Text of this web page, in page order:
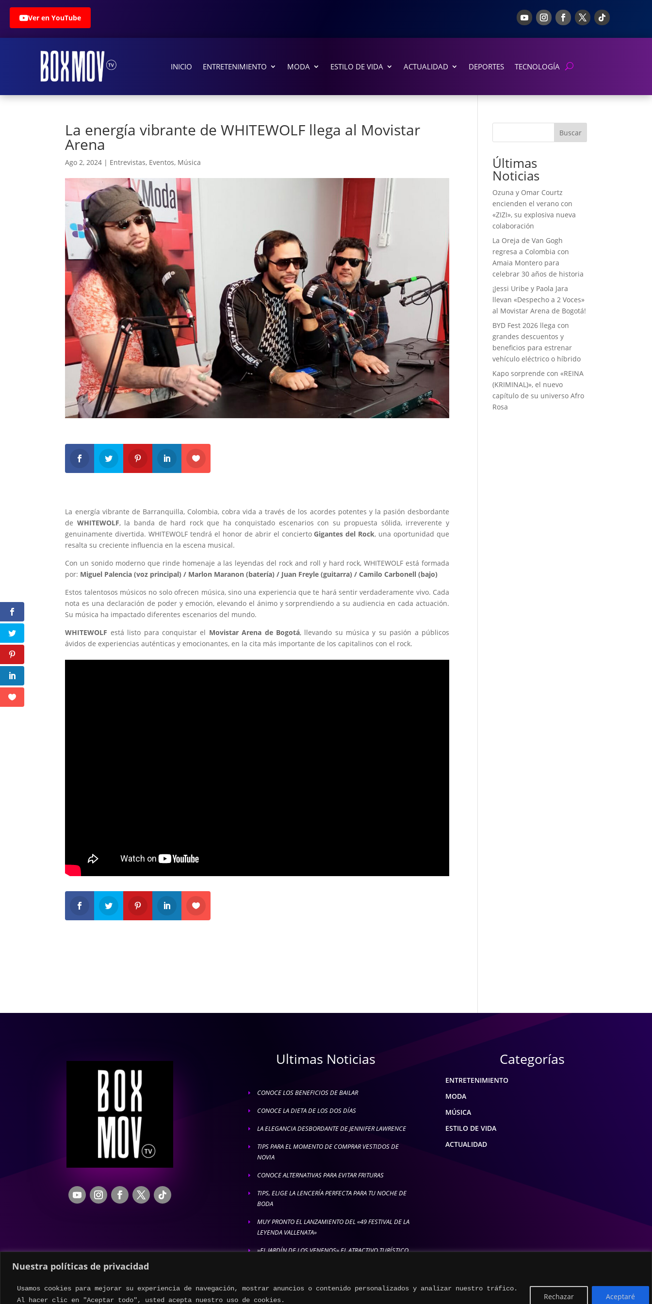
Nuestra políticas de privacidad
Usamos cookies para mejorar su experiencia de navegación, mostrar anuncios o contenido personalizados y analizar nuestro tráfico.
Al hacer clic en "Aceptar todo", usted acepta nuestro uso de cookies.
Rechazar Aceptaré
Ver en YouTube
INICIO ENTRETENIMIENTO MODA ESTILO DE VIDA ACTUALIDAD DEPORTES TECNOLOGÍA
La energía vibrante de WHITEWOLF llega al Movistar
Arena
Ago 2, 2024 | Entrevistas, Eventos, Música
La energía vibrante de Barranquilla, Colombia, cobra vida a través de los acordes potentes y la pasión desbordante
de WHITEWOLF, la banda de hard rock que ha conquistado escenarios con su propuesta sólida, irreverente y
genuinamente divertida. WHITEWOLF tendrá el honor de abrir el conciertoGigantes del Rock, una oportunidad que
resalta su creciente influencia en la escena musical.
Con un sonido moderno que rinde homenaje a las leyendas del rock and roll y hard rock, WHITEWOLF está formada
por: Miguel Palencia (voz principal) / Marlon Maranon (batería) / Juan Freyle (guitarra) / Camilo Carbonell (bajo)
Estos talentosos músicos no solo ofrecen música, sino una experiencia que te hará sentir verdaderamente vivo. Cada
nota es una declaración de poder y emoción, elevando el ánimo y sorprendiendo a su audiencia en cada actuación.
Su música ha impactado diferentes escenarios del mundo.
WHITEWOLF está listo para conquistar el Movistar Arena de Bogotá, llevando su música y su pasión a públicos
ávidos de experiencias auténticas y emocionantes, en la cita más importante de los capitalinos con el rock.
Buscar
Últimas
Noticias
Ozuna y Omar Courtz
encienden el verano con
«ZIZI», su explosiva nueva
colaboración
La Oreja de Van Gogh
regresa a Colombia con
Amaia Montero para
celebrar 30 años de historia
¡Jessi Uribe y Paola Jara
llevan «Despecho a 2 Voces»
al Movistar Arena de Bogotá!
BYD Fest 2026 llega con
grandes descuentos y
beneficios para estrenar
vehículo eléctrico o híbrido
Kapo sorprende con «REINA
(KRIMINAL)», el nuevo
capítulo de su universo Afro
Rosa
Ultimas Noticias
E CONOCE LOS BENEFICIOS DE BAILAR
E CONOCE LA DIETA DE LOS DOS DÍAS
E LA ELEGANCIA DESBORDANTE DE JENNIFER LAWRENCE
E
TIPS PARA EL MOMENTO DE COMPRAR VESTIDOS DE
NOVIA
E CONOCE ALTERNATIVAS PARA EVITAR FRITURAS
E
TIPS, ELIGE LA LENCERÍA PERFECTA PARA TU NOCHE DE
BODA
E
MUY PRONTO EL LANZAMIENTO DEL «49 FESTIVAL DE LA
LEYENDA VALLENATA»
E
»EL JARDÍN DE LOS VENENOS» EL ATRACTIVO TURÍSTICO
Categorías
ENTRETENIMIENTO
MODA
MÚSICA
ESTILO DE VIDA
ACTUALIDAD